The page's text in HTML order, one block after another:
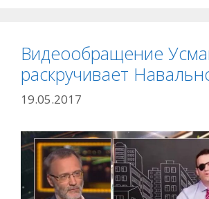
Видеообращение
раскручивает
19.05.2017